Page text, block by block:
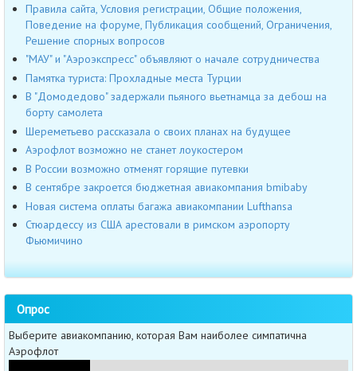
Правила сайта, Условия регистрации, Общие положения,
Поведение на форуме, Публикация сообщений, Ограничения,
Решение спорных вопросов
"МАУ" и "Аэроэкспресс" объявляют о начале сотрудничества
Памятка туриста: Прохладные места Турции
В "Домодедово" задержали пьяного вьетнамца за дебош на
борту самолета
Шереметьево рассказала о своих планах на будущее
Аэрофлот возможно не станет лоукостером
В России возможно отменят горящие путевки
В сентябре закроется бюджетная авиакомпания bmibaby
Новая система оплаты багажа авиакомпании Lufthansa
Стюардессу из США арестовали в римском аэропорту
Фьюмичино
Опрос
Выберите авиакомпанию, которая Вам наиболее симпатична
Аэрофлот